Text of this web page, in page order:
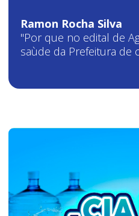
Ramon Rocha Silva
"Por que no edital de
saùde da Prefeitura de